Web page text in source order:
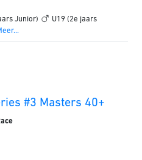
Junior)
U19 (2e jaars
#3 Masters 40+